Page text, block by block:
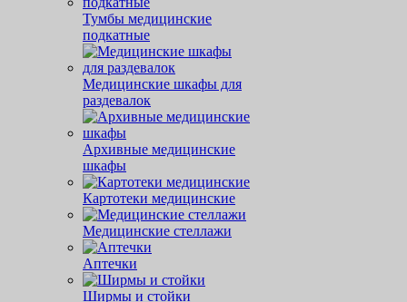
Тумбы медицинские
подкатные
Медицинские шкафы для
раздевалок
Архивные медицинские
шкафы
Картотеки медицинские
Медицинские стеллажи
Аптечки
Ширмы и стойки